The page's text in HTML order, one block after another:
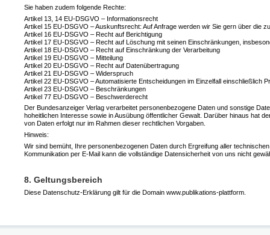
Sie haben zudem folgende Rechte:
Artikel 13, 14 EU-DSGVO – Informationsrecht
Artikel 15 EU-DSGVO – Auskunftsrecht: Auf Anfrage werden wir Sie gern über die
Artikel 16 EU-DSGVO – Recht auf Berichtigung
Artikel 17 EU-DSGVO – Recht auf Löschung mit seinen Einschränkungen,
Artikel 18 EU-DSGVO – Recht auf Einschränkung der Verarbeitung
Artikel 19 EU-DSGVO – Mitteilung
Artikel 20 EU-DSGVO – Recht auf Datenübertragung
Artikel 21 EU-DSGVO – Widerspruch
Artikel 22 EU-DSGVO – Automatisierte Entscheidungen im Einzelfall einschließlich
Artikel 23 EU-DSGVO – Beschränkungen
Artikel 77 EU-DSGVO – Beschwerderecht
Der Bundesanzeiger Verlag verarbeitet personenbezogene Daten und sonstige
hoheitlichen Interesse sowie in Ausübung öffentlicher Gewalt. Darüber hinaus hat
von Daten erfolgt nur im Rahmen dieser rechtlichen Vorgaben.
Hinweis:
Wir sind bemüht, Ihre personenbezogenen Daten durch Ergreifung aller
Kommunikation per E-Mail kann die vollständige Datensicherheit von uns nicht
8. Geltungsbereich
Diese Datenschutz-Erklärung gilt für die Domain www.publikations-plattform.